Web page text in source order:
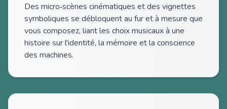
Des micro‑scènes cinématiques et des vignettes
symboliques se débloquent au fur et à mesure que
vous composez, liant les choix musicaux à une
histoire sur l'identité, la mémoire et la conscience
des machines.